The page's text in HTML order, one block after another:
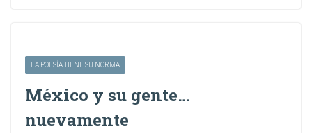
LA POESÍA TIENE SU NORMA
México y su gente…
nuevamente